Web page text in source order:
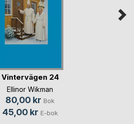
Vintervägen 24
Ellinor Wikman
80,00 kr Bok
45,00 kr E-bok